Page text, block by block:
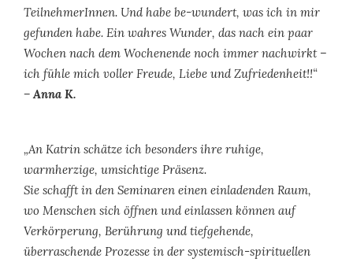
TeilnehmerInnen. Und habe be-wundert, was ich in mir
gefunden habe. Ein wahres Wunder, das nach ein paar
Wochen nach dem Wochenende noch immer nachwirkt –
ich fühle mich voller Freude, Liebe und Zufriedenheit!!“
– Anna K.
„An Katrin schätze ich besonders ihre ruhige,
warmherzige, umsichtige Präsenz.
Sie schafft in den Seminaren einen einladenden Raum,
wo Menschen sich öffnen und einlassen können auf
Verkörperung, Berührung und tiefgehende,
überraschende Prozesse in der systemisch-spirituellen